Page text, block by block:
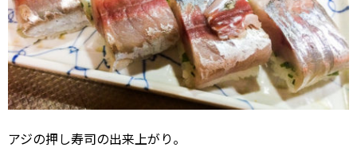
アジの押し寿司の出来上がり。